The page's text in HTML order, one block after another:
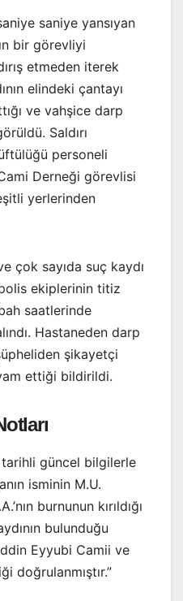
saniye yansıyan
bir görevliyi
etmeden iterek
elindeki çantayı
ve vahşice darp
Saldırı
personeli
Cami Derneği görevlisi
yerlerinden
çok sayıda suç kaydı
ekiplerinin titiz
saatlerinde
Hastaneden darp
şikayetçi
ettiği bildirildi.
güncel bilgilerle
isminin M.U.
burnunun kırıldığı
bulunduğu
Eyyubi Camii ve
doğrulanmıştır.”